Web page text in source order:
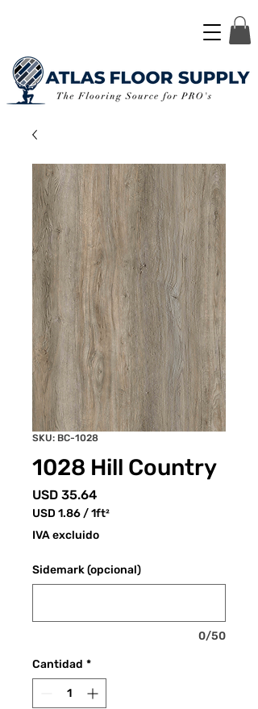
SKU: BC-1028
1028 Hill Country
USD 35.64Precio
USD 1.86/1ft²
USD 1.86
Pies
IVA excluido
Sidemark (opcional)
0/50
Cantidad *